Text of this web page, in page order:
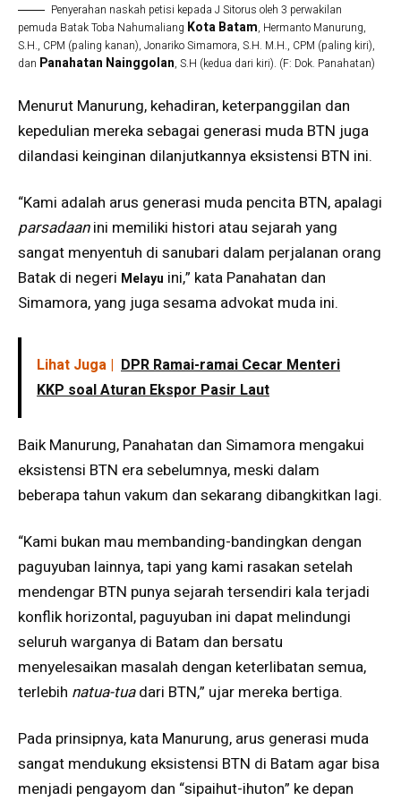
Penyerahan naskah petisi kepada J Sitorus oleh 3 perwakilan
pemuda Batak Toba Nahumaliang Kota Batam, Hermanto Manurung,
S.H., CPM (paling kanan), Jonariko Simamora, S.H. M.H., CPM (paling kiri),
dan Panahatan Nainggolan, S.H (kedua dari kiri). (F: Dok. Panahatan)
Menurut Manurung, kehadiran, keterpanggilan dan
kepedulian mereka sebagai generasi muda BTN juga
dilandasi keinginan dilanjutkannya eksistensi BTN ini.
“Kami adalah arus generasi muda pencita BTN, apalagi
parsadaanini memiliki histori atau sejarah yang
sangat menyentuh di sanubari dalam perjalanan orang
Batak di negeri Melayu ini,” kata Panahatan dan
Simamora, yang juga sesama advokat muda ini.
Lihat Juga | DPR Ramai-ramai Cecar Menteri
KKP soal Aturan Ekspor Pasir Laut
Baik Manurung, Panahatan dan Simamora mengakui
eksistensi BTN era sebelumnya, meski dalam
beberapa tahun vakum dan sekarang dibangkitkan lagi.
“Kami bukan mau membanding-bandingkan dengan
paguyuban lainnya, tapi yang kami rasakan setelah
mendengar BTN punya sejarah tersendiri kala terjadi
konflik horizontal, paguyuban ini dapat melindungi
seluruh warganya di Batam dan bersatu
menyelesaikan masalah dengan keterlibatan semua,
terlebih natua-tuadari BTN,” ujar mereka bertiga.
Pada prinsipnya, kata Manurung, arus generasi muda
sangat mendukung eksistensi BTN di Batam agar bisa
menjadi pengayom dan “sipaihut-ihuton” ke depan